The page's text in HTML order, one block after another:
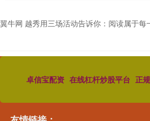
翼牛网 越秀用三场活动告诉你：阅读属于每
卓信宝配资 在线杠杆炒股平台 正